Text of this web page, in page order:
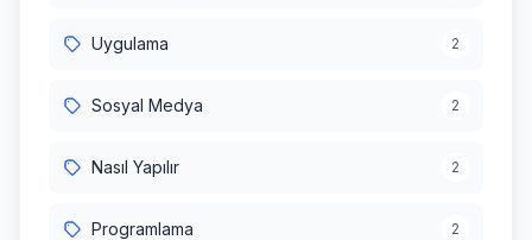
Uygulama 2
Sosyal Medya 2
Nasıl Yapılır 2
Programlama 2